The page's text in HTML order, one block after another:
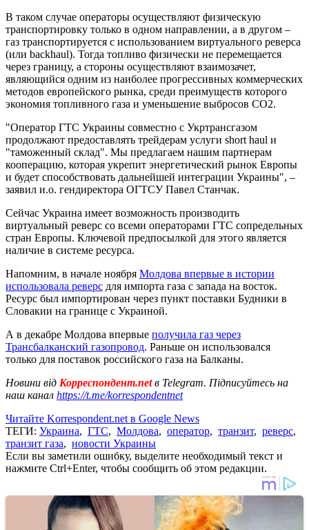
В таком случае операторы осуществляют физическую
транспортировку только в одном направлении, а в другом –
газ транспортируется с использованием виртуального реверса
(или backhaul). Тогда топливо физически не перемещается
через границу, а стороны осуществляют взаимозачет,
являющийся одним из наиболее прогрессивных коммерческих
методов европейского рынка, среди преимуществ которого
экономия топливного газа и уменьшение выбросов СО2.
"Оператор ГТС Украины совместно с Укртрансгазом
продолжают предоставлять трейдерам услуги short haul и
"таможенный склад". Мы предлагаем нашим партнерам
кооперацию, которая укрепит энергетический рынок Европы
и будет способствовать дальнейшей интеграции Украины", –
заявил и.о. гендиректора ОГТСУ Павел Станчак.
Сейчас Украина имеет возможность производить
виртуальный реверс со всеми операторами ГТС сопредельных
стран Европы. Ключевой предпосылкой для этого является
наличие в системе ресурса.
Напомним, в начале ноября Молдова впервые в истории
использовала реверс для импорта газа с запада на восток.
Ресурс был импортирован через пункт поставки Будники в
Словакии на границе с Украиной.
А в декабре Молдова впервые получила газ через
Трансбалканский газопровод. Раньше он использовался
только для поставок российского газа на Балканы.
Новини від Корреспондент.netв Telegram. Підписуйтесь на
наш канал https://t.me/korrespondentnet
Читайте Korrespondent.net в Google News
ТЕГИ: Украина, ГТС, Молдова, оператор, транзит, реверс,
транзит газа, новости Украины
Если вы заметили ошибку, выделите необходимый текст и
нажмите Ctrl+Enter, чтобы сообщить об этом редакции.